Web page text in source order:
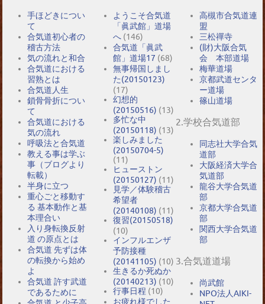
手ほどきについ
て
合気道初心者の
稽古方法
気の流れと和合
合気道における
習熟とは
合気道人生
鎖骨骨折につい
て
合気道における
気の流れ
呼吸法と合気道
教える事は学ぶ
事（ブログより
転載）
半身に立つ
重心ごと移動す
る 基本動作と基
本理合い
入り身転換反射
道 の原点とは
合気道 先ずは体
の転換から始め
よ
合気道 許す武道
であるために
ようこそ合気道
「眞武館」道場
へ (146)
合気道「眞武
館」道場17 (68)
無事帰国しまし
た(20150123)
(17)
幻想的
(20150516) (13)
多忙な中
(20150118) (13)
楽しみました
(20150704-5)
(11)
ヒューストン
(20150127) (11)
見学／体験稽古
希望者
(20140108) (11)
復習(20150518)
(10)
インフルエンザ
予防接種
(20141105) (10)
生きるか死ぬか
(20140213) (10)
行事日程 (10)
お疲れ様でした
高槻市合気道連
盟
三松禪寺
(財)大阪合気
会 本部道場
梅華道場
京都武道センタ
ー道場
篠山道場
2.学校合気道部
同志社大学合気
道部
大阪経済大学合
気道部
龍谷大学合気道
部
京都大学合気道
部
関西大学合気道
部
3.合気道道場
尚武館
NPO法人AIKI-